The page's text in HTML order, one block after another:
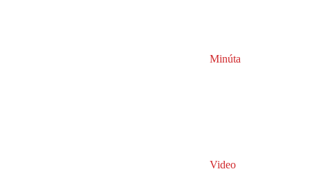
Minúta
Video